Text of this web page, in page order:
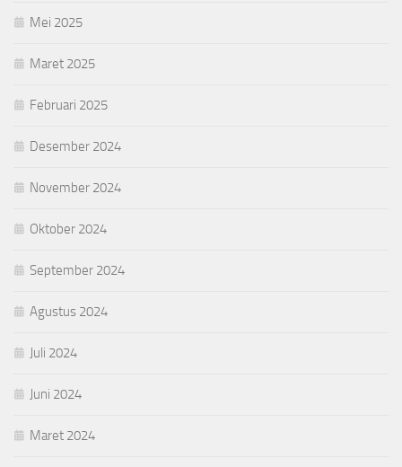
Mei 2025
Maret 2025
Februari 2025
Desember 2024
November 2024
Oktober 2024
September 2024
Agustus 2024
Juli 2024
Juni 2024
Maret 2024